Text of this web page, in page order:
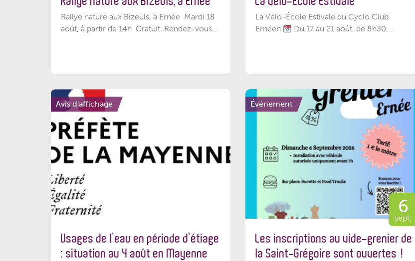
Rallye nature aux Bizeuls, à Ernée Mardi 18
août, à partir de 14h Gratuit Rendez-vous...
La Vélo-École Estivale du Cyclo Club
Ernéen
Du 17 au 21 août, de 8h30...
Avis d'affichage
Usages de l’eau en période d’étiage
: situation au 4 août en Mayenne
Événement
6
sept.
Les inscriptions au vide-grenier de
la Saint-Grégoire sont ouvertes !